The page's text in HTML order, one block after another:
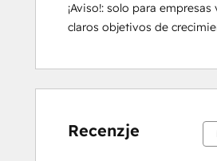
¡Aviso!: solo para empresas
claros objetivos de
Recenzje